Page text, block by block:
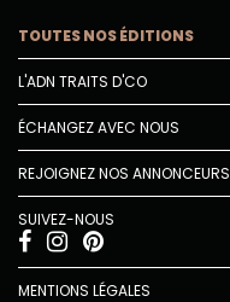
TOUTES NOS ÉDITIONS
L'ADN TRAITS D'CO
ÉCHANGEZ AVEC NOUS
REJOIGNEZ NOS ANNONCEURS
SUIVEZ-NOUS
MENTIONS LÉGALES